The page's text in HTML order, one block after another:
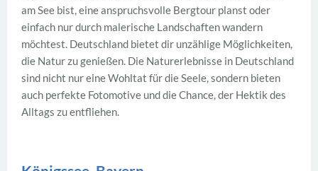
am See bist, eine anspruchsvolle Bergtour planst oder
einfach nur durch malerische Landschaften wandern
möchtest. Deutschland bietet dir unzählige Möglichkeiten,
die Natur zu genießen. Die Naturerlebnisse in Deutschland
sind nicht nur eine Wohltat für die Seele, sondern bieten
auch perfekte Fotomotive und die Chance, der Hektik des
Alltags zu entfliehen.